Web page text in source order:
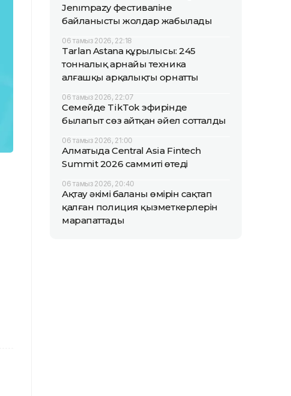
Jenımpazy фестиваліне
байланысты жолдар жабылады
06 тамыз 2026, 22:18
Tarlan Astana құрылысы: 245
тонналық арнайы техника
алғашқы арқалықты орнатты
06 тамыз 2026, 22:07
Семейде TikTok эфирінде
былапыт сөз айтқан әйел сотталды
06 тамыз 2026, 21:00
Алматыда Central Asia Fintech
Summit 2026 саммиті өтеді
06 тамыз 2026, 20:40
Ақтау әкімі баланың өмірін сақтап
қалған полиция қызметкерлерін
марапаттады